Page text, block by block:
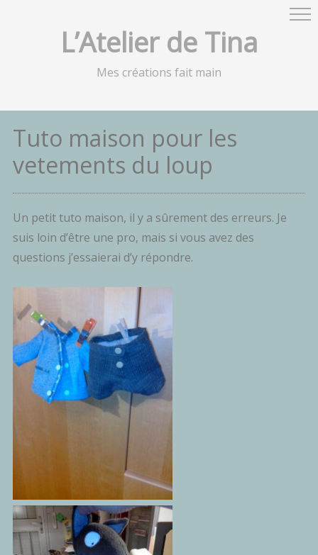
L’Atelier de Tina
Mes créations fait main
Tuto maison pour les
vetements du loup
Un petit tuto maison, il y a sûrement des erreurs. Je
suis loin d’être une pro, mais si vous avez des
questions j’essaierai d’y répondre.